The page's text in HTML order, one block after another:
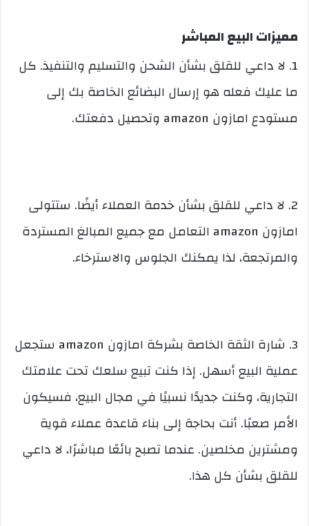
مميزات البيع المباشر
1. لا داعي للقلق بشأن الشحن والتسليم والتنفيذ. كل
ما عليك فعله هو إرسال البضائع الخاصة بك إلى
مستودع امازون amazon وتحصيل دفعتك.
2. لا داعي للقلق بشأن خدمة العملاء أيضًا. ستتولى
امازون amazon التعامل مع جميع المبالغ المستردة
والمرتجعة، لذا يمكنك الجلوس والاسترخاء.
3. شارة الثقة الخاصة بشركة امازون amazon ستجعل
عملية البيع أسهل. إذا كنت تبيع سلعك تحت علامتك
التجارية، وكنت جديدًا نسبيًا في مجال البيع، فسيكون
الأمر صعبًا. أنت بحاجة إلى بناء قاعدة عملاء قوية
ومشترين مخلصين. عندما تصبح بائعًا مباشرًا، لا داعي
للقلق بشأن كل هذا.